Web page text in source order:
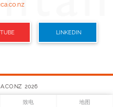
致电 地图
LINKEDIN
2026